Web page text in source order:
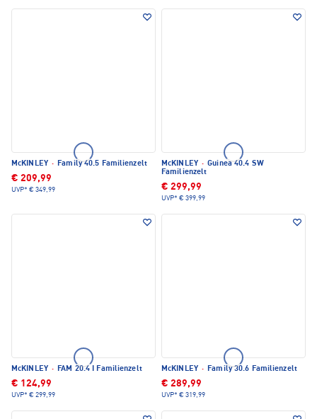
McKINLEY · Family 40.5 Familienzelt
€ 209,99
UVP* € 349,99
McKINLEY · Guinea 40.4 SW
Familienzelt
€ 299,99
UVP* € 399,99
McKINLEY · FAM 20.4 I Familienzelt
€ 124,99
UVP* € 299,99
McKINLEY · Family 30.6 Familienzelt
€ 289,99
UVP* € 319,99